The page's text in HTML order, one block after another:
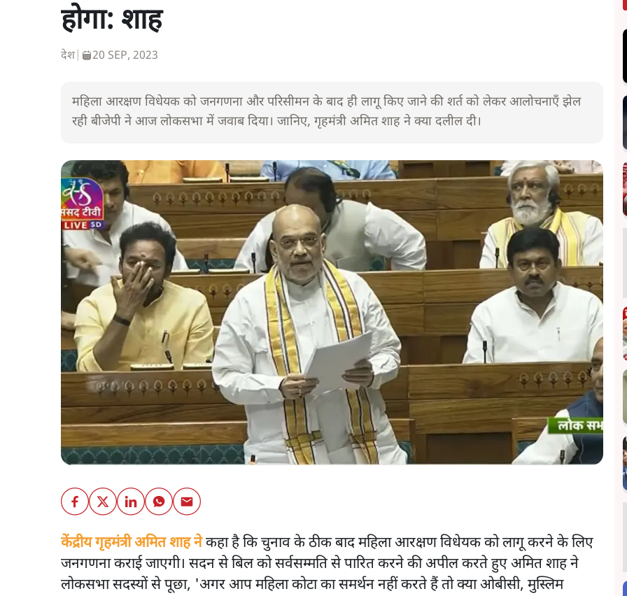
होगा: शाह
देश 20 SEP, 2023
महिला आरक्षण विधेयक को जनगणना और परिसीमन के बाद ही लागू किए जाने की शर्त को लेकर आलोचनाएँ झेल
रही बीजेपी ने आज लोकसभा में जवाब दिया। जानिए, गृहमंत्री अमित शाह ने क्या दलील दी।
केंद्रीय गृहमंत्री अमित शाह नेकहा है कि चुनाव के ठीक बाद महिला आरक्षण विधेयक को लागू करने के लिए
जनगणना कराई जाएगी। सदन से बिल को सर्वसम्मति से पारित करने की अपील करते हुए अमित शाह ने
लोकसभा सदस्यों से पूछा, 'अगर आप महिला कोटा का समर्थन नहीं करते हैं तो क्या ओबीसी, मुस्लिम